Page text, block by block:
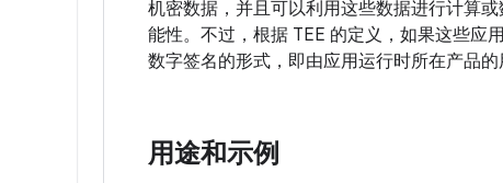
机密数据，并且可以利用这些数据进行计算
能性。不过，根据 TEE 的定义，如果这些应
数字签名的形式，即由应用运行时所在产品的
用途和示例